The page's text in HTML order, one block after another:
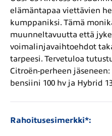
elämäntapaa viettävien
kumppaniksi. Tämä
muunneltavuutta että
voimalinjavaihtoehdot
tarpeesi. Tervetuloa
Citroën-perheen
bensiini 100 hv ja Hybrid
Rahoitusesimerkki*: